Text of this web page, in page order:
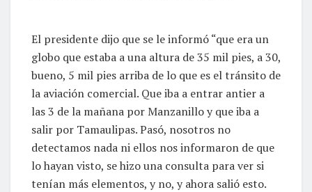
El presidente dijo que se le informó “que era un
globo que estaba a una altura de 35 mil pies, a 30,
bueno, 5 mil pies arriba de lo que es el tránsito de
la aviación comercial. Que iba a entrar antier a
las 3 de la mañana por Manzanillo y que iba a
salir por Tamaulipas. Pasó, nosotros no
detectamos nada ni ellos nos informaron de que
lo hayan visto, se hizo una consulta para ver si
tenían más elementos, y no, y ahora salió esto.